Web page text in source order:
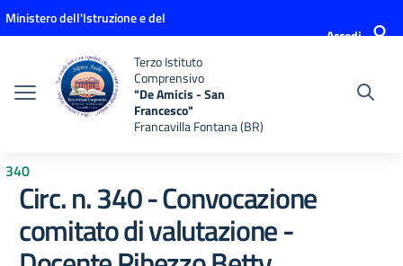
Vai ai contenuti
Vai al menu di navigazione
Vai al footer
Ministero dell'Istruzione e del
Accedi
Terzo Istituto
Comprensivo
"De Amicis - San
Francesco"
Francavilla Fontana (BR)
340
Circ. n. 340 - Convocazione
comitato di valutazione -